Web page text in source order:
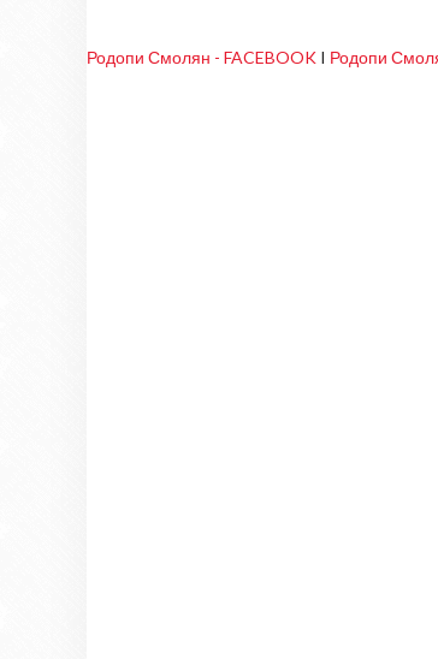
Родопи Смолян - FACEBOOK I Родопи